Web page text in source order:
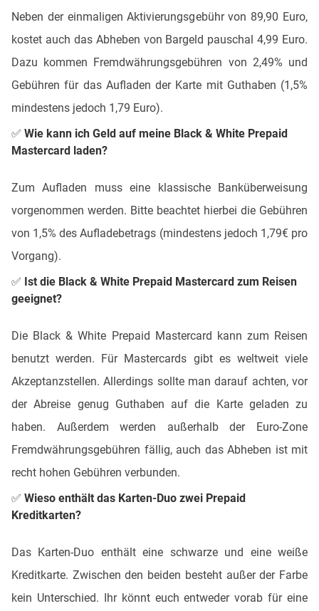
Neben der einmaligen Aktivierungsgebühr von 89,90 Euro,
kostet auch das Abheben von Bargeld pauschal 4,99 Euro.
Dazu kommen Fremdwährungsgebühren von 2,49% und
Gebühren für das Aufladen der Karte mit Guthaben (1,5%
mindestens jedoch 1,79 Euro).
✅ Wie kann ich Geld auf meine Black & White Prepaid
Mastercard laden?
Zum Aufladen muss eine klassische Banküberweisung
vorgenommen werden. Bitte beachtet hierbei die Gebühren
von 1,5% des Aufladebetrags (mindestens jedoch 1,79€ pro
Vorgang).
✅ Ist die Black & White Prepaid Mastercard zum Reisen
geeignet?
Die Black & White Prepaid Mastercard kann zum Reisen
benutzt werden. Für Mastercards gibt es weltweit viele
Akzeptanzstellen. Allerdings sollte man darauf achten, vor
der Abreise genug Guthaben auf die Karte geladen zu
haben. Außerdem werden außerhalb der Euro-Zone
Fremdwährungsgebühren fällig, auch das Abheben ist mit
recht hohen Gebühren verbunden.
✅ Wieso enthält das Karten-Duo zwei Prepaid
Kreditkarten?
Das Karten-Duo enthält eine schwarze und eine weiße
Kreditkarte. Zwischen den beiden besteht außer der Farbe
kein Unterschied. Ihr könnt euch entweder vorab für eine